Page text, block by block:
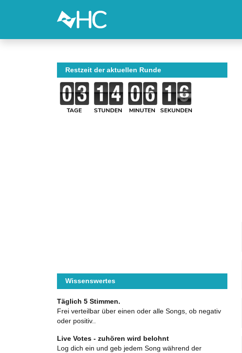
Restzeit der aktuellen Runde
TAGE STUNDEN MINUTEN SEKUNDEN
Wissenswertes
Täglich 5 Stimmen.
Frei verteilbar über einen oder alle Songs, ob negativ
oder positiv..
Live Votes - zuhören wird belohnt
Log dich ein und geb jedem Song während der